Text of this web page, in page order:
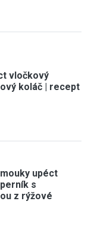
vločkový
koláč | recept
upéct
s
z rýžové